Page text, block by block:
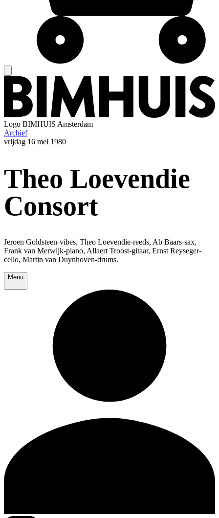
Logo BIMHUIS Amsterdam
Archief
vrijdag 16 mei 1980
Theo Loevendie
Consort
Jeroen Goldsteen-vibes, Theo Loevendie-reeds, Ab Baars-sax,
Frank van Merwijk-piano, Allaert Troost-gitaar, Ernst Reyseger-
cello, Martin van Duynhoven-drums.
Menu